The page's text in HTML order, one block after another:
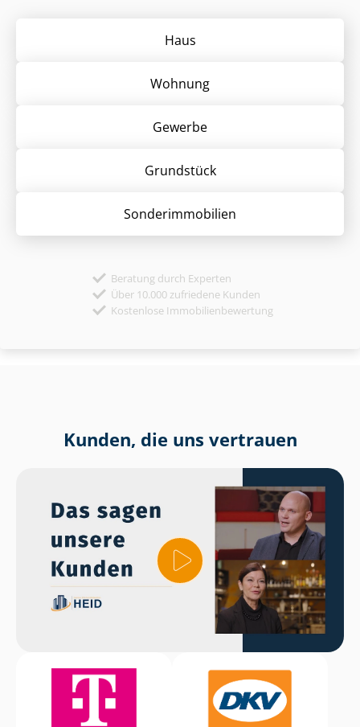
Haus
Wohnung
Gewerbe
Grund­stück
Sonder­immobilien
Beratung durch Experten
Über 10.000 zufriedene Kunden
Kostenlose Immobilienbewertung
Kunden, die uns vertrauen